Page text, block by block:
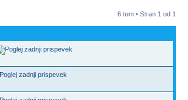
6 tem • Stran 1 od 1